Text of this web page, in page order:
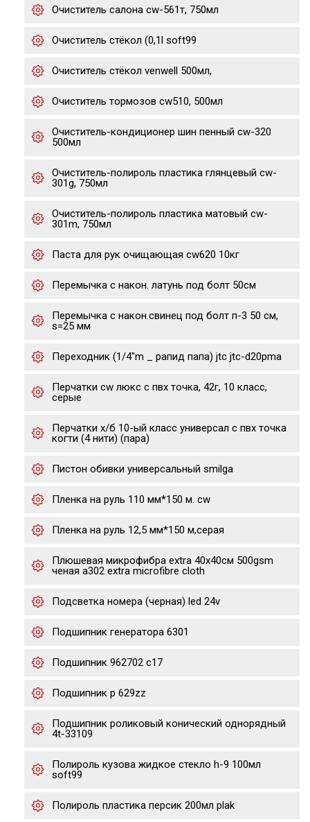
Очиститель салона cw-561т, 750мл
Очиститель стёкол (0,1l soft99
Очиститель стёкол venwell 500мл,
Очиститель тормозов cw510, 500мл
Очиститель-кондиционер шин пенный cw-320
500мл
Очиститель-полироль пластика глянцевый cw-
301g, 750мл
Очиститель-полироль пластика матовый cw-
301m, 750мл
Паста для рук очищающая cw620 10кг
Перемычка с након. латунь под болт 50см
Перемычка с након.свинец под болт п-3 50 см,
s=25 мм
Переходник (1/4"m _ рапид папа) jtc jtc-d20pma
Перчатки cw люкс с пвх точка, 42г, 10 класс,
серые
Перчатки х/б 10-ый класс универсал с пвх точка
когти (4 нити) (пара)
Пистон обивки универсальный smilga
Пленка на руль 110 мм*150 м. сw
Пленка на руль 12,5 мм*150 м,серая
Плюшевая микрофибра extra 40x40см 500gsm
ченая a302 extra microfibre cloth
Подсветка номера (черная) led 24v
Подшипник генератора 6301
Подшипник 962702 с17
Подшипник р 629zz
Подшипник роликовый конический однорядный
4t-33109
Полироль кузова жидкое стекло h-9 100мл
soft99
Полироль пластика персик 200мл plak